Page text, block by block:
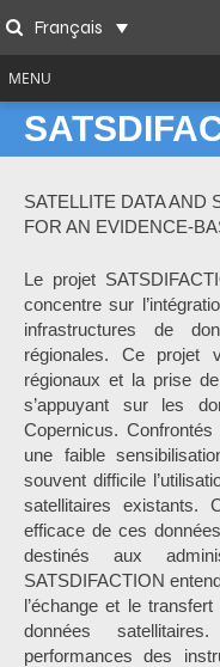
to
content
SearchFrançais
MENU
SATELLITE DATA AND
FOR AN EVIDENCE-
Le projet
concentre sur
infrastructures de
régionales. Ce projet
régionaux et la prise
s’appuyant sur les
Copernicus.
une faible
souvent difficile
satellitaires existants.
efficace de ces
destinés aux
SATSDIFACTION
l’échange et le
données
performances des